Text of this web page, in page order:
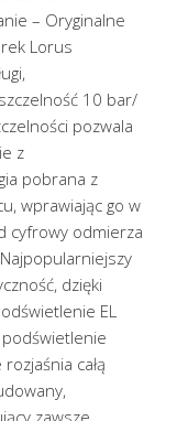
– Oryginalne
Lorus
10 bar/
pozwala
z
pobrana z
wprawiając go w
cyfrowy odmierza
dzięki
EL
całą